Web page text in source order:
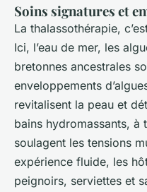
Soins signatures et
La thalassothérapie,
Ici, l’eau de mer, les
bretonnes ancestrales
enveloppements
revitalisent la peau et
bains hydromassants, à
soulagent les tensions
expérience fluide, les
peignoirs, serviettes et